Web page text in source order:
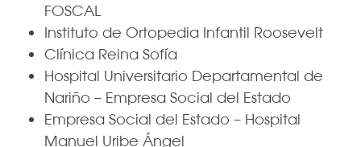
FOSCAL
Instituto de Ortopedia Infantil Roosevelt
Clínica Reina Sofía
Hospital Universitario Departamental de
Nariño – Empresa Social del Estado
Empresa Social del Estado – Hospital
Manuel Uribe Ángel